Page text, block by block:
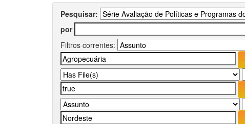
Pesquisar:
por
Filtros correntes: